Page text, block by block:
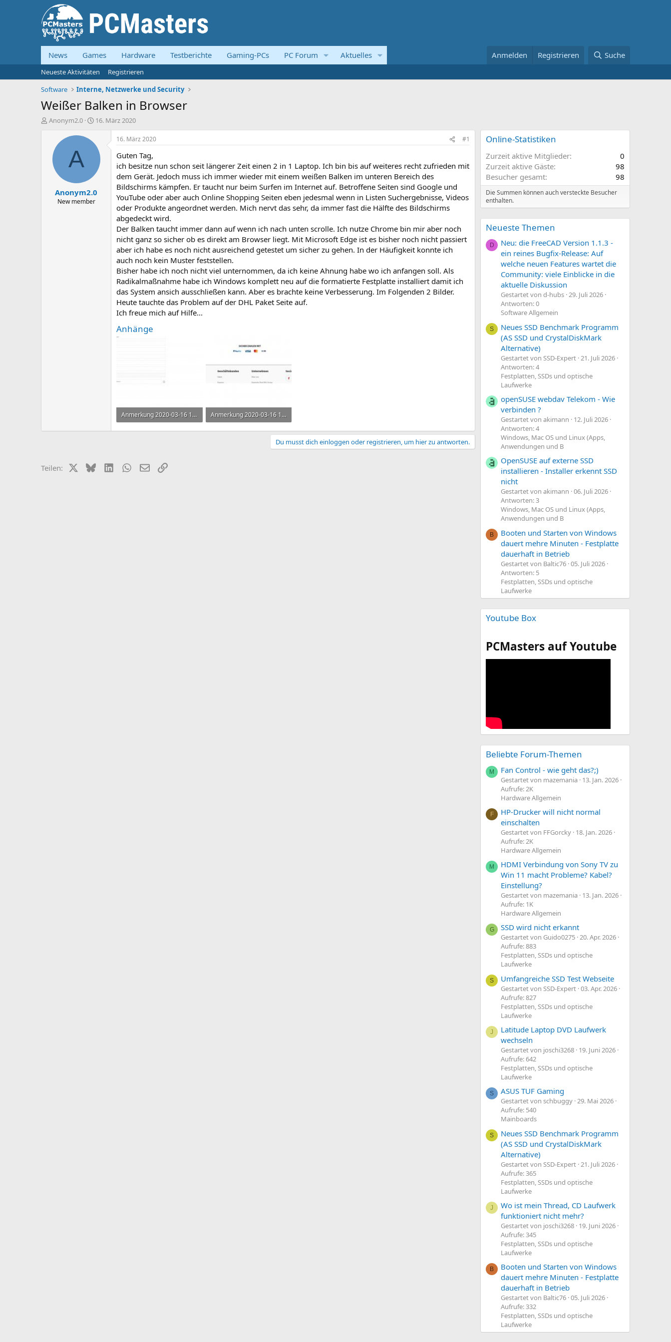
News Games Hardware Testberichte Gaming-PCs PC Forum Aktuelles Anmelden Registrieren Suche
Neueste Aktivitäten
Registrieren
Software
Interne, Netzwerke und Security
Weißer Balken in Browser
E
Anonym2.0
E
t
l
a
m
16. März 2020
A
Anonym2.0
New member
16. März 2020 #1
Guten Tag,
ich besitze nun schon seit längerer Zeit einen 2 in 1 Laptop. Ich bin bis auf weiteres recht zufrieden mit
dem Gerät. Jedoch muss ich immer wieder mit einem weißen Balken im unteren Bereich des
Bildschirms kämpfen. Er taucht nur beim Surfen im Internet auf. Betroffene Seiten sind Google und
YouTube oder aber auch Online Shopping Seiten eben jedesmal wenn in Listen Suchergebnisse, Videos
oder Produkte angeordnet werden. Mich nervt das sehr, da immer fast die Hälfte des Bildschirms
abgedeckt wird.
Der Balken taucht immer dann auf wenn ich nach unten scrolle. Ich nutze Chrome bin mir aber noch
nicht ganz so sicher ob es direkt am Browser liegt. Mit Microsoft Edge ist es bisher noch nicht passiert
aber ich habe es noch nicht ausreichend getestet um sicher zu gehen. In der Häufigkeit konnte ich
auch noch kein Muster feststellen.
Bisher habe ich noch nicht viel unternommen, da ich keine Ahnung habe wo ich anfangen soll. Als
Radikalmaßnahme habe ich Windows komplett neu auf die formatierte Festplatte installiert damit ich
das System ansich ausschließen kann. Aber es brachte keine Verbesserung. Im Folgenden 2 Bilder.
Heute tauchte das Problem auf der DHL Paket Seite auf.
Ich freue mich auf Hilfe...
Anhänge
Anmerkung 2020-03-16 143717.jpg
67 KB · Aufrufe: 316
Anmerkung 2020-03-16 143752.jpg
59,8 KB · Aufrufe: 302
Du musst dich einloggen oder registrieren, um hier zu antworten.
Teilen: X (Twitter)
BlueskyLinkedInWhatsApp
E-MailLink
Online-Statistiken
Zurzeit aktive Mitglieder
0
Zurzeit aktive Gäste
98
Besucher gesamt
98
Die Summen können auch versteckte Besucher
enthalten.
Neueste Themen
D
Neu: die FreeCAD Version 1.1.3 -
ein reines Bugfix-Release: Auf
welche neuen Features wartet die
Community: viele Einblicke in die
aktuelle Diskussion
Gestartet von d-hubs 29. Juli 2026
Antworten: 0
Software Allgemein
S
Neues SSD Benchmark Programm
(AS SSD und CrystalDiskMark
Alternative)
Gestartet von SSD-Expert 21. Juli 2026
Antworten: 4
Festplatten, SSDs und optische
Laufwerke
openSUSE webdav Telekom - Wie
verbinden ?
Gestartet von akimann
12. Juli 2026
Antworten: 4
Windows, Mac OS und Linux (Apps,
Anwendungen und B
OpenSUSE auf externe SSD
installieren - Installer erkennt SSD
nicht
Gestartet von akimann 06. Juli 2026
Antworten: 3
Windows, Mac OS und Linux (Apps,
Anwendungen und B
B
Booten und Starten von Windows
dauert mehre Minuten - Festplatte
dauerhaft in Betrieb
Gestartet von Baltic76 05. Juli 2026
Antworten: 5
Festplatten, SSDs und optische
Laufwerke
Youtube Box
PCMasters auf Youtube
Beliebte Forum-Themen
M Fan Control - wie geht das?;)
Gestartet von mazemania 13. Jan. 2026
Aufrufe: 2K
Hardware Allgemein
F
HP-Drucker will nicht normal
einschalten
Gestartet von FFGorcky 18. Jan. 2026
Aufrufe: 2K
Hardware Allgemein
M
HDMI Verbindung von Sony TV zu
Win 11 macht Probleme? Kabel?
Einstellung?
Gestartet von mazemania 13. Jan. 2026
Aufrufe: 1K
Hardware Allgemein
G SSD wird nicht erkannt
Gestartet von Guido0275 20. Apr. 2026
Aufrufe: 883
Festplatten, SSDs und optische
Laufwerke
S Umfangreiche SSD Test Webseite
Gestartet von SSD-Expert 03. Apr. 2026
Aufrufe: 827
Festplatten, SSDs und optische
Laufwerke
J
Latitude Laptop DVD Laufwerk
wechseln
Gestartet von joschi3268 19. Juni 2026
Aufrufe: 642
Festplatten, SSDs und optische
Laufwerke
S ASUS TUF Gaming
Gestartet von schbuggy 29. Mai 2026
Aufrufe: 540
Mainboards
S
Neues SSD Benchmark Programm
(AS SSD und CrystalDiskMark
Alternative)
Gestartet von SSD-Expert 21. Juli 2026
Aufrufe: 365
Festplatten, SSDs und optische
Laufwerke
J
Wo ist mein Thread, CD Laufwerk
funktioniert nicht mehr?
Gestartet von joschi3268 19. Juni 2026
Aufrufe: 345
Festplatten, SSDs und optische
Laufwerke
B
Booten und Starten von Windows
dauert mehre Minuten - Festplatte
dauerhaft in Betrieb
Gestartet von Baltic76 05. Juli 2026
Aufrufe: 332
Festplatten, SSDs und optische
Laufwerke